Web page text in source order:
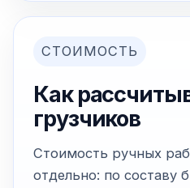
СТОИМОСТЬ
Как
грузчиков
Стоимость ручных
отдельно: по составу